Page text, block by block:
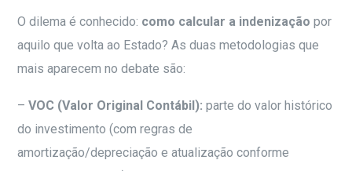
O dilema é conhecido: como calcular a indenização por
aquilo que volta ao Estado? As duas metodologias que
mais aparecem no debate são:
–VOC (Valor Original Contábil):parte do valor histórico
do investimento (com regras de
amortização/depreciação e atualização conforme